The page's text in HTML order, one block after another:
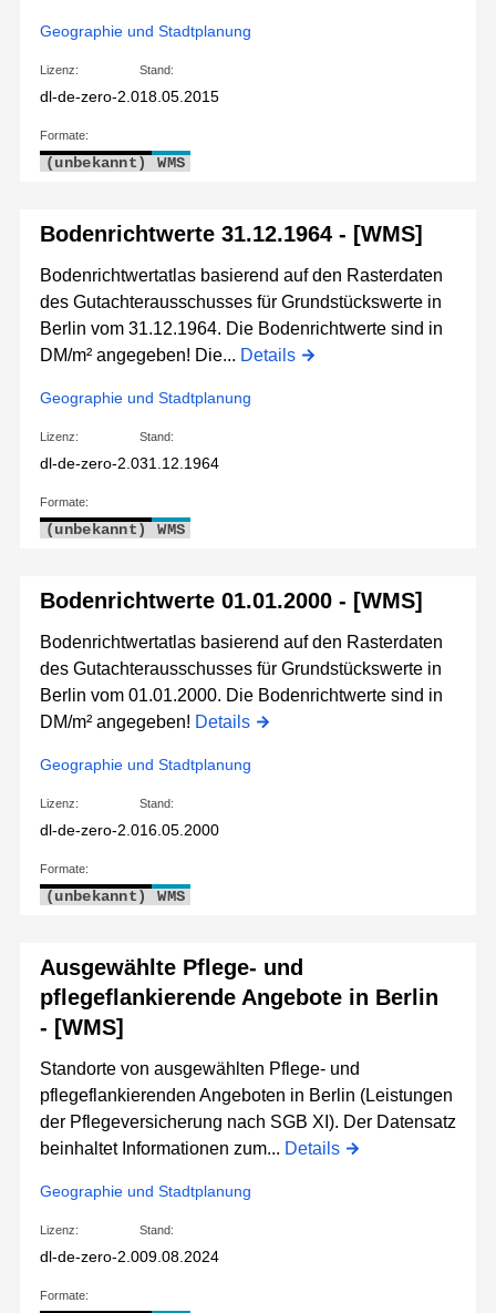
Geographie und Stadtplanung
Lizenz:
dl-de-zero-2.0
Stand:
18.05.2015
Formate:
(unbekannt) WMS
Bodenrichtwerte 31.12.1964 - [WMS]
Bodenrichtwertatlas basierend auf den Rasterdaten
des Gutachterausschusses für Grundstückswerte in
Berlin vom 31.12.1964. Die Bodenrichtwerte sind in
DM/m² angegeben! Die... Details
Geographie und Stadtplanung
Lizenz:
dl-de-zero-2.0
Stand:
31.12.1964
Formate:
(unbekannt) WMS
Bodenrichtwerte 01.01.2000 - [WMS]
Bodenrichtwertatlas basierend auf den Rasterdaten
des Gutachterausschusses für Grundstückswerte in
Berlin vom 01.01.2000. Die Bodenrichtwerte sind in
DM/m² angegeben! Details
Geographie und Stadtplanung
Lizenz:
dl-de-zero-2.0
Stand:
16.05.2000
Formate:
(unbekannt) WMS
Ausgewählte Pflege- und
pflegeflankierende Angebote in Berlin
- [WMS]
Standorte von ausgewählten Pflege- und
pflegeflankierenden Angeboten in Berlin (Leistungen
der Pflegeversicherung nach SGB XI). Der Datensatz
beinhaltet Informationen zum... Details
Geographie und Stadtplanung
Lizenz:
dl-de-zero-2.0
Stand:
09.08.2024
Formate: